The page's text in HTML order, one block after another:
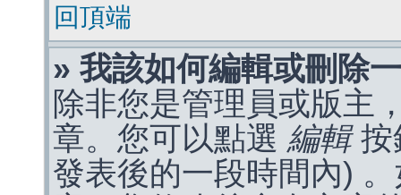
回頂端
» 我該如何編輯或刪除
除非您是管理員或版主
章。您可以點選 編輯按
發表後的一段時間內)